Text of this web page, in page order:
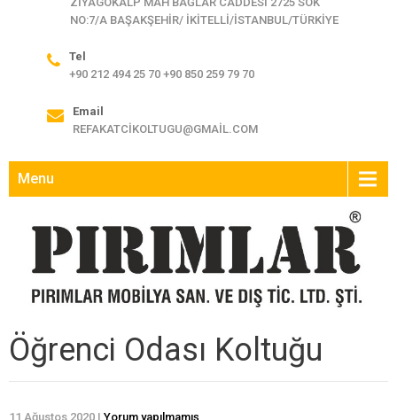
NO:7/A BAŞAKŞEHİR/ İKİTELLİ/İSTANBUL/TÜRKİYE
Tel
+90 212 494 25 70 +90 850 259 79 70
Email
REFAKATCIKOLTUGU@GMAIL.COM
Menu
Öğrenci Odası Koltuğu
11 Ağustos 2020 | Yorum yapılmamış